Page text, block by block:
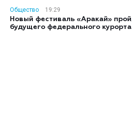
Общество
19:29
Новый фестиваль «Аракай»
будущего федерального курорта